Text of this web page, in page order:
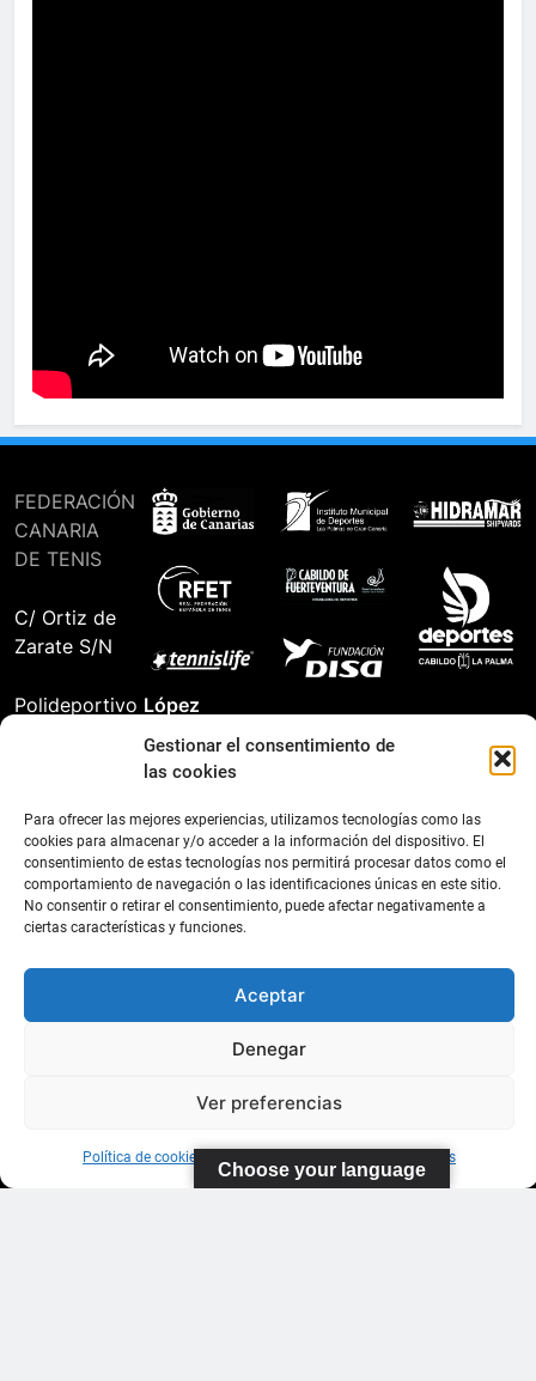
Gestionar el consentimiento de
las cookies
Para ofrecer las mejores experiencias, utilizamos tecnologías como las
cookies para almacenar y/o acceder a la información del dispositivo. El
consentimiento de estas tecnologías nos permitirá procesar datos como el
comportamiento de navegación o las identificaciones únicas en este sitio.
No consentir o retirar el consentimiento, puede afectar negativamente a
ciertas características y funciones.
Aceptar
Denegar
Ver preferencias
Política de cookies Información sobre Protección de Datos
FEDERACIÓN
CANARIA
DE TENIS
C/ Ortiz de
Zarate S/N
Polideportivo López
Tenis Carla
Suárez
35011 Las
Palmas de
Gran
Choose your language